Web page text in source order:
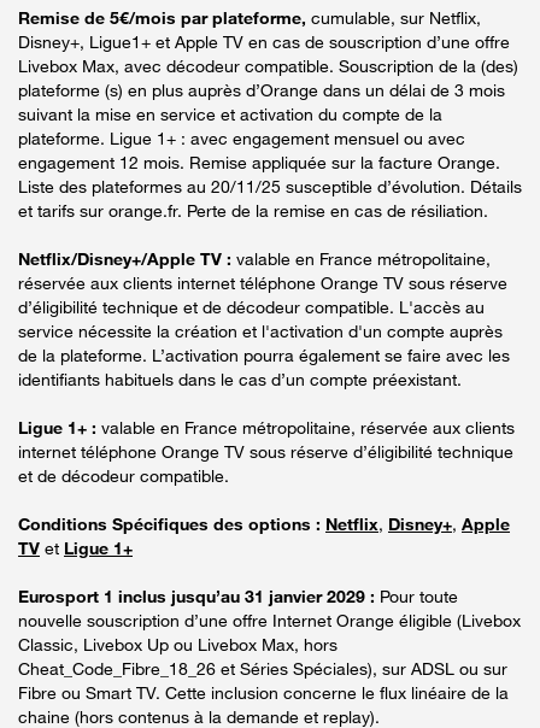
Remise de 5€/mois par plateforme, cumulable, sur Netflix,
Disney+, Ligue1+ et Apple TV en cas de souscription d’une offre
Livebox Max, avec décodeur compatible. Souscription de la (des)
plateforme (s) en plus auprès d’Orange dans un délai de 3 mois
suivant la mise en service et activation du compte de la
plateforme. Ligue 1+ : avec engagement mensuel ou avec
engagement 12 mois. Remise appliquée sur la facture Orange.
Liste des plateformes au 20/11/25 susceptible d’évolution. Détails
et tarifs sur orange.fr. Perte de la remise en cas de résiliation.
Netflix/Disney+/Apple TV : valable en France métropolitaine,
réservée aux clients internet téléphone Orange TV sous réserve
d’éligibilité technique et de décodeur compatible. L'accès au
service nécessite la création et l'activation d'un compte auprès
de la plateforme. L’activation pourra également se faire avec les
identifiants habituels dans le cas d’un compte préexistant.
Ligue 1+ : valable en France métropolitaine, réservée aux clients
internet téléphone Orange TV sous réserve d’éligibilité technique
et de décodeur compatible.
Conditions Spécifiques des options : Netflix, Disney+, Apple
TV et Ligue 1+
Eurosport 1 inclus jusqu’au 31 janvier 2029 : Pour toute
nouvelle souscription d’une offre Internet Orange éligible (Livebox
Classic, Livebox Up ou Livebox Max, hors
Cheat_Code_Fibre_18_26 et Séries Spéciales), sur ADSL ou sur
Fibre ou Smart TV. Cette inclusion concerne le flux linéaire de la
chaine (hors contenus à la demande et replay).